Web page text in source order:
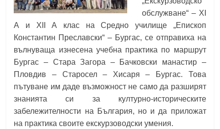
Бургас
обслужване“ – XI
А и XII А клас наСредно училище „Епископ
Константин Преславски“ – Бургас, се отправиха на
вълнуваща изнесена учебна практика по маршрут
Бургас – Стара Загора – Бачковски манастир –
Пловдив – Старосел – Хисаря – Бургас. Това
пътуване им даде възможност не само да разширят
знанията си за културно-историческите
забележителности на България, но и да приложат
на практика своите екскурзоводски умения.